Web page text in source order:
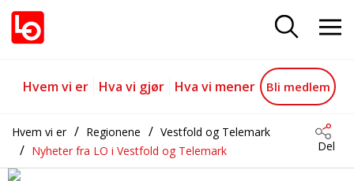
Visste du at tidlig rådgivning
Gå til hovedinnhold
Gå til navigasjon
Hvem vi er Hva vi gjør Hva vi mener Bli medlem
Hvem vi er Regionene
Vestfold og Telemark
Nyheter fra LO i Vestfold og Telemark
Del